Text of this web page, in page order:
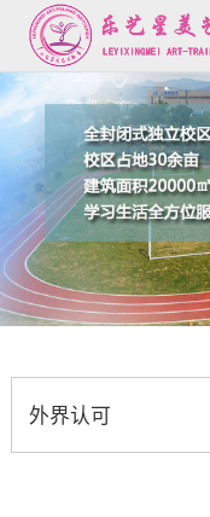
外界认可